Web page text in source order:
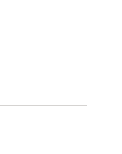
INŻYNIER